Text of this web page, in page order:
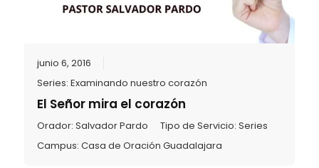
junio 6, 2016
Series: Examinando nuestro corazón
El Señor mira el corazón
Orador: Salvador Pardo Tipo de Servicio: Series
Campus: Casa de Oración Guadalajara